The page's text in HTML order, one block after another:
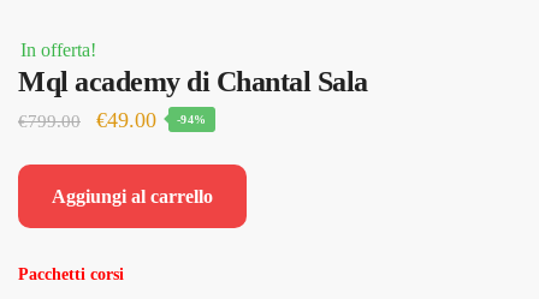
In offerta!
Mql academy di Chantal Sala
€799.00
Il
originale
€49.00Il
-94%
Aggiungi al carrello
Pacchetti corsi